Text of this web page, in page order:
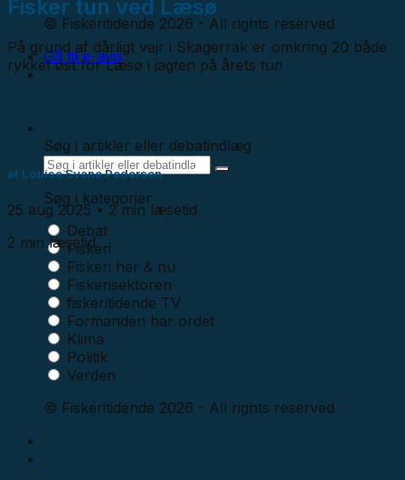
© Fiskeritidende 2026 - All rights reserved
Gå til e-avis
Søg i artikler eller debatindlæg
Søg i kategorier
Debat
Fiskeri
Fiskeri her & nu
Fiskerisektoren
fiskeritidende TV
Formanden har ordet
Klima
Politik
Verden
© Fiskeritidende 2026 - All rights reserved
Fisker tun ved Læsø
På grund af dårligt vejr i Skagerrak er omkring 20 både
rykket øst for Læsø i jagten på årets tun
af Louise Svane Pedersen
25 aug 2025 • 2 min læsetid
2 min læsetid